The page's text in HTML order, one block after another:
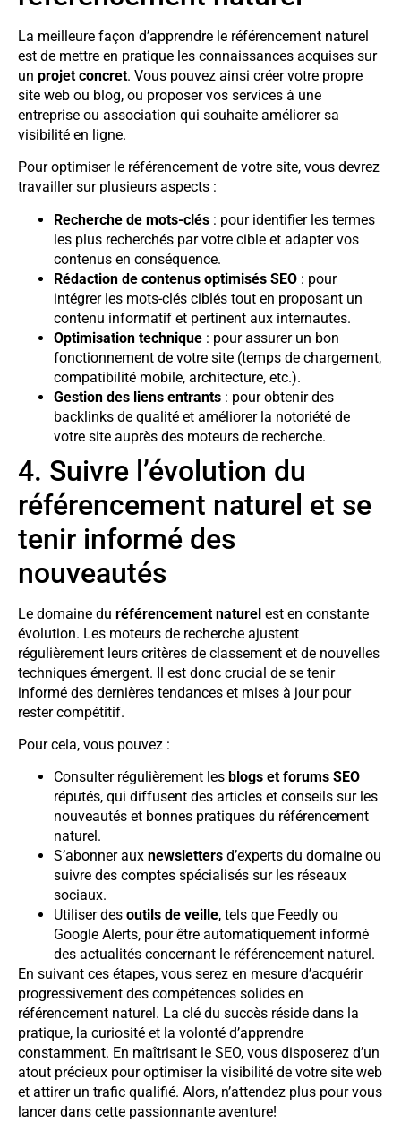
La meilleure façon d’apprendre le référencement naturel
est de mettre en pratique les connaissances acquises sur
un projet concret. Vous pouvez ainsi créer votre propre
site web ou blog, ou proposer vos services à une
entreprise ou association qui souhaite améliorer sa
visibilité en ligne.
Pour optimiser le référencement de votre site, vous devrez
travailler sur plusieurs aspects :
Recherche de mots-clés : pour identifier les termes
les plus recherchés par votre cible et adapter vos
contenus en conséquence.
Rédaction de contenus optimisés SEO : pour
intégrer les mots-clés ciblés tout en proposant un
contenu informatif et pertinent aux internautes.
Optimisation technique : pour assurer un bon
fonctionnement de votre site (temps de chargement,
compatibilité mobile, architecture, etc.).
Gestion des liens entrants : pour obtenir des
backlinks de qualité et améliorer la notoriété de
votre site auprès des moteurs de recherche.
4. Suivre l’évolution du
référencement naturel et se
tenir informé des
nouveautés
Le domaine du référencement naturel est en constante
évolution. Les moteurs de recherche ajustent
régulièrement leurs critères de classement et de nouvelles
techniques émergent. Il est donc crucial de se tenir
informé des dernières tendances et mises à jour pour
rester compétitif.
Pour cela, vous pouvez :
Consulter régulièrement les blogs et forums SEO
réputés, qui diffusent des articles et conseils sur les
nouveautés et bonnes pratiques du référencement
naturel.
S’abonner aux newsletters d’experts du domaine ou
suivre des comptes spécialisés sur les réseaux
sociaux.
Utiliser des outils de veille, tels que Feedly ou
Google Alerts, pour être automatiquement informé
des actualités concernant le référencement naturel.
En suivant ces étapes, vous serez en mesure d’acquérir
progressivement des compétences solides en
référencement naturel. La clé du succès réside dans la
pratique, la curiosité et la volonté d’apprendre
constamment. En maîtrisant le SEO, vous disposerez d’un
atout précieux pour optimiser la visibilité de votre site web
et attirer un trafic qualifié. Alors, n’attendez plus pour vous
lancer dans cette passionnante aventure!